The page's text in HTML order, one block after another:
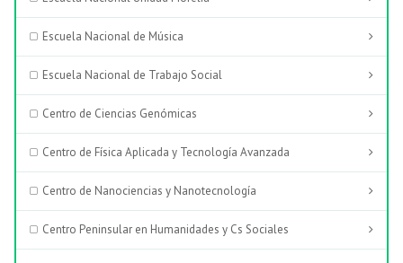
Escuela Nacional de Música
Escuela Nacional de Trabajo Social
Centro de Ciencias Genómicas
Centro de Física Aplicada y Tecnología Avanzada
Centro de Nanociencias y Nanotecnología
Centro Peninsular en Humanidades y Cs Sociales